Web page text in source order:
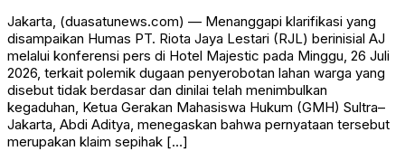
Jakarta, (duasatunews.com) — Menanggapi klarifikasi yang
disampaikan Humas PT. Riota Jaya Lestari (RJL) berinisial AJ
melalui konferensi pers di Hotel Majestic pada Minggu, 26 Juli
2026, terkait polemik dugaan penyerobotan lahan warga yang
disebut tidak berdasar dan dinilai telah menimbulkan
kegaduhan, Ketua Gerakan Mahasiswa Hukum (GMH) Sultra–
Jakarta, Abdi Aditya, menegaskan bahwa pernyataan tersebut
merupakan klaim sepihak […]